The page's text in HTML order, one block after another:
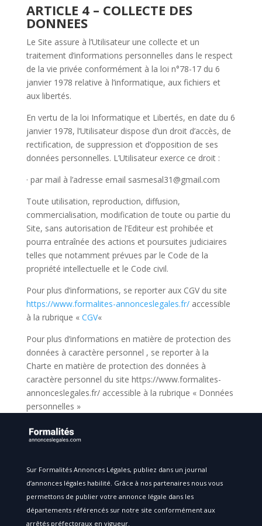
ARTICLE 4 – COLLECTE DES
DONNEES
Le Site assure à l’Utilisateur une collecte et un
traitement d’informations personnelles dans le respect
de la vie privée conformément à la loi n°78-17 du 6
janvier 1978 relative à l’informatique, aux fichiers et
aux libertés.
En vertu de la loi Informatique et Libertés, en date du 6
janvier 1978, l’Utilisateur dispose d’un droit d’accès, de
rectification, de suppression et d’opposition de ses
données personnelles. L’Utilisateur exerce ce droit :
· par mail à l’adresse email sasmesal31@gmail.com
Toute utilisation, reproduction, diffusion,
commercialisation, modification de toute ou partie du
Site , sans autorisation de l’Editeur est prohibée et
pourra entraînée des actions et poursuites judiciaires
telles que notamment prévues par le Code de la
propriété intellectuelle et le Code civil.
Pour plus d’informations, se reporter aux CGV du site
https://www.formalites-annonceslegales.fr/accessible
à la rubrique « CGV«
Pour plus d’informations en matière de protection des
données à caractère personnel , se reporter à la
Charte en matière de protection des données à
caractère personnel du site https://www.formalites-
annonceslegales.fr/ accessible à la rubrique « Données
personnelles »
Sur Formalités Annonces Légales, publiez dans un journal
d’annonces légales habilité. Grâce à nos partenaires nous vous
permettons de publier votre annonce légale dans les
départements référencés sur notre site conformément aux
arrêtés préfectoraux en vigueur.